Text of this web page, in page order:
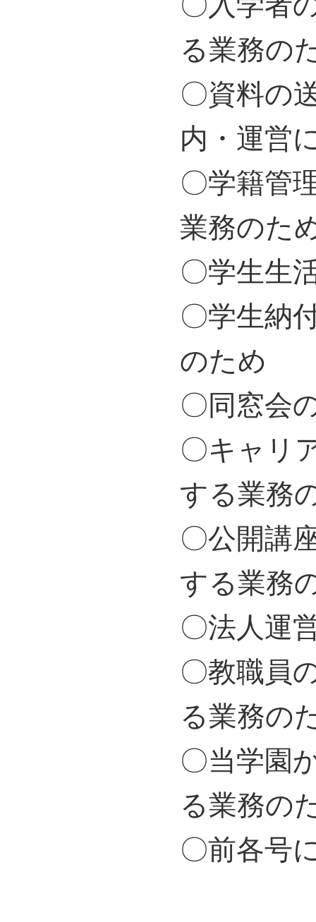
る業務の
〇資料の
内・運営
〇学籍管
業務のた
〇学生生
〇学生納
のため
〇同窓会
〇キャリ
する業務
〇公開講
する業務
〇法人運
〇教職員
る業務の
〇当学園
る業務の
〇前各号